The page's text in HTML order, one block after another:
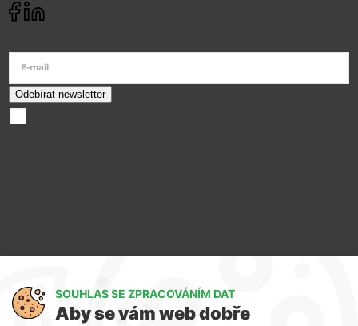
E-mail
O nás
SOUHLAS SE ZPRACOVÁNÍM DAT
Aby se vám web dobře